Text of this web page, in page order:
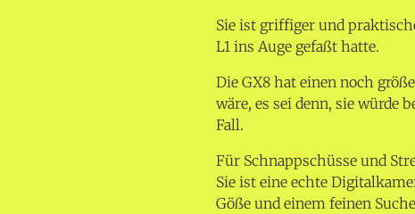
Sie ist griffiger und
L1 ins Auge gefaßt hatte.
Die GX8 hat einen noch
wäre, es sei denn, sie würde
Fall.
Für Schnappschüsse und
Sie ist eine echte
Göße und einem feinen